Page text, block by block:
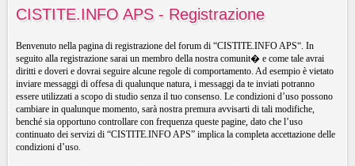
CISTITE.INFO APS - Registrazione
Benvenuto nella pagina di registrazione del forum di “CISTITE.INFO APS“. In
seguito alla registrazione sarai un membro della nostra comunit� e come tale avrai
diritti e doveri e dovrai seguire alcune regole di comportamento. Ad esempio è vietato
inviare messaggi di offesa di qualunque natura, i messaggi da te inviati potranno
essere utilizzati a scopo di studio senza il tuo consenso. Le condizioni d’uso possono
cambiare in qualunque momento, sarà nostra premura avvisarti di tali modifiche,
benché sia opportuno controllare con frequenza queste pagine, dato che l’uso
continuato dei servizi di “CISTITE.INFO APS” implica la completa accettazione delle
condizioni d’uso.